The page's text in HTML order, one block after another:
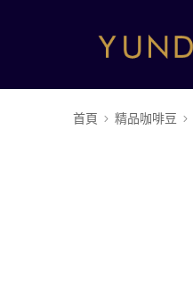
首頁 精品咖啡豆